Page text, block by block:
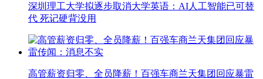
深圳理工大学拟逐步取消大学英语：AI人工智能已可替
代 死记硬背没用
高管薪资归零、全员降薪！百强车商兰天集团回应暴雷